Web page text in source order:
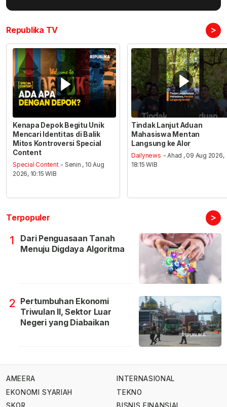
Republika TV >
Kenapa Depok Begitu Unik
Mencari Identitas di Balik
Mitos Kontroversi Special
Content
Special Content - Senin , 10 Aug
2026, 10:15 WIB
Tindak Lanjut Aduan
Mahasiswa Mentan
Langsung ke Alor
Dailynews - Ahad , 09 Aug 2026,
18:15 WIB
Terpopuler >
1
Dari Penguasaan Tanah
Menuju Digdaya Algoritma
2 Pertumbuhan Ekonomi
Triwulan II, Sektor Luar
Negeri yang Diabaikan
AMEERA
EKONOMI SYARIAH
INTERNASIONAL
TEKNO